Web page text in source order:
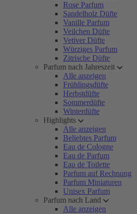
Rose Parfum
Sandelholz Düfte
Vanille Parfum
Veilchen Düfte
Vetiver Düfte
Würziges Parfum
Zitrische Düfte
Parfum nach Jahreszeit
Alle anzeigen
Frühlingsdüfte
Herbstdüfte
Sommerdüfte
Winterdüfte
Highlights
Alle anzeigen
Beliebtes Parfum
Eau de Cologne
Eau de Parfum
Eau de Toilette
Parfum auf Rechnung
Parfum Miniaturen
Unisex Parfum
Parfum nach Land
Alle anzeigen